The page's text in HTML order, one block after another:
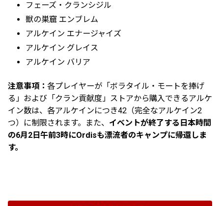
フェーズ・クランシジル
獣の巣窟 エンブレム
アルケイン エナージャイズ
アルケイン グレイス
アルケイン バリア
注意事項： 各プレイヤーが「ボラタイル・モートを捧げ
る」および「クラン貢献度」ストアから購入できるアルケ
イン数は、各アルケインにつき42（完全なアルケイン2
つ）に制限されます。また、 イベントが終了する日本時間
の6月2日午前3時にOrdisも漂流者のキャンプに帰還しま
す。